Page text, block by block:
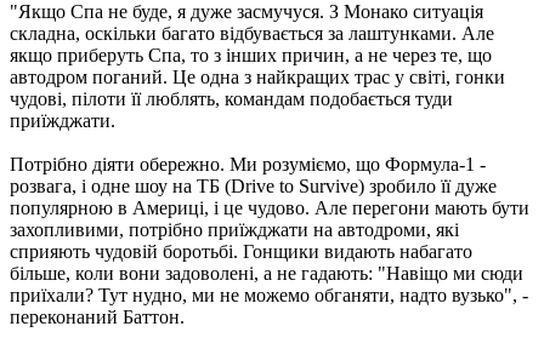
"Якщо Спа не буде, я дуже засмучуся. З Монако ситуація
складна, оскільки багато відбувається за лаштунками. Але
якщо приберуть Спа, то з інших причин, а не через те, що
автодром поганий. Це одна з найкращих трас у світі, гонки
чудові, пілоти її люблять, командам подобається туди
приїжджати.
Потрібно діяти обережно. Ми розуміємо, що Формула-1 -
розвага, і одне шоу на ТБ (Drive to Survive) зробило її дуже
популярною в Америці, і це чудово. Але перегони мають бути
захопливими, потрібно приїжджати на автодроми, які
сприяють чудовій боротьбі. Гонщики видають набагато
більше, коли вони задоволені, а не гадають: "Навіщо ми сюди
приїхали? Тут нудно, ми не можемо обганяти, надто вузько", -
переконаний Баттон.